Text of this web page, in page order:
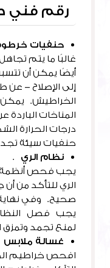
رقم فني
حنفيات
غالبًا ما يتم
أيضًا يمكن أن
إلى الإصلاح – عن
الخراطيش. يمكن
المناخات
درجات الحرارة
حنفيات سيئة
نظام الري .
يجب فحص
الري للتأكد من
صحيح. وفي
يجب فصل
لمنع تجمد وتمزق
غسالة ملابس
افحص خراطيم